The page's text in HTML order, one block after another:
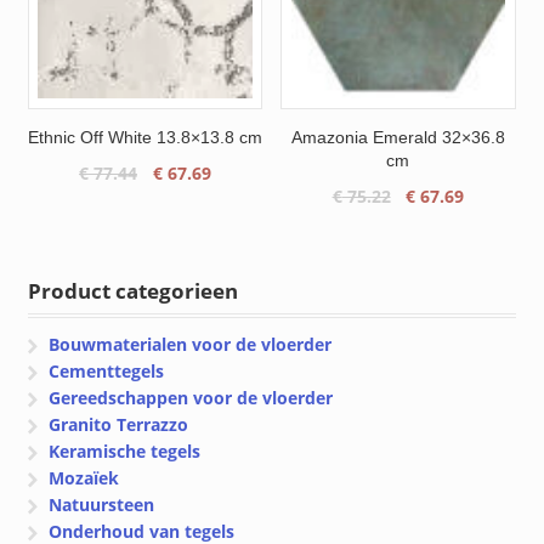
Ethnic Off White 13.8×13.8 cm
€77.44
Oorspronkelijke
€67.69Huidige
Amazonia Emerald 32×36.8
cm
€75.22
Oorspronkelijke
€ 67.69Huidige
Product categorieen
Bouwmaterialen voor de vloerder
Cementtegels
Gereedschappen voor de vloerder
Granito Terrazzo
Keramische tegels
Mozaïek
Natuursteen
Onderhoud van tegels